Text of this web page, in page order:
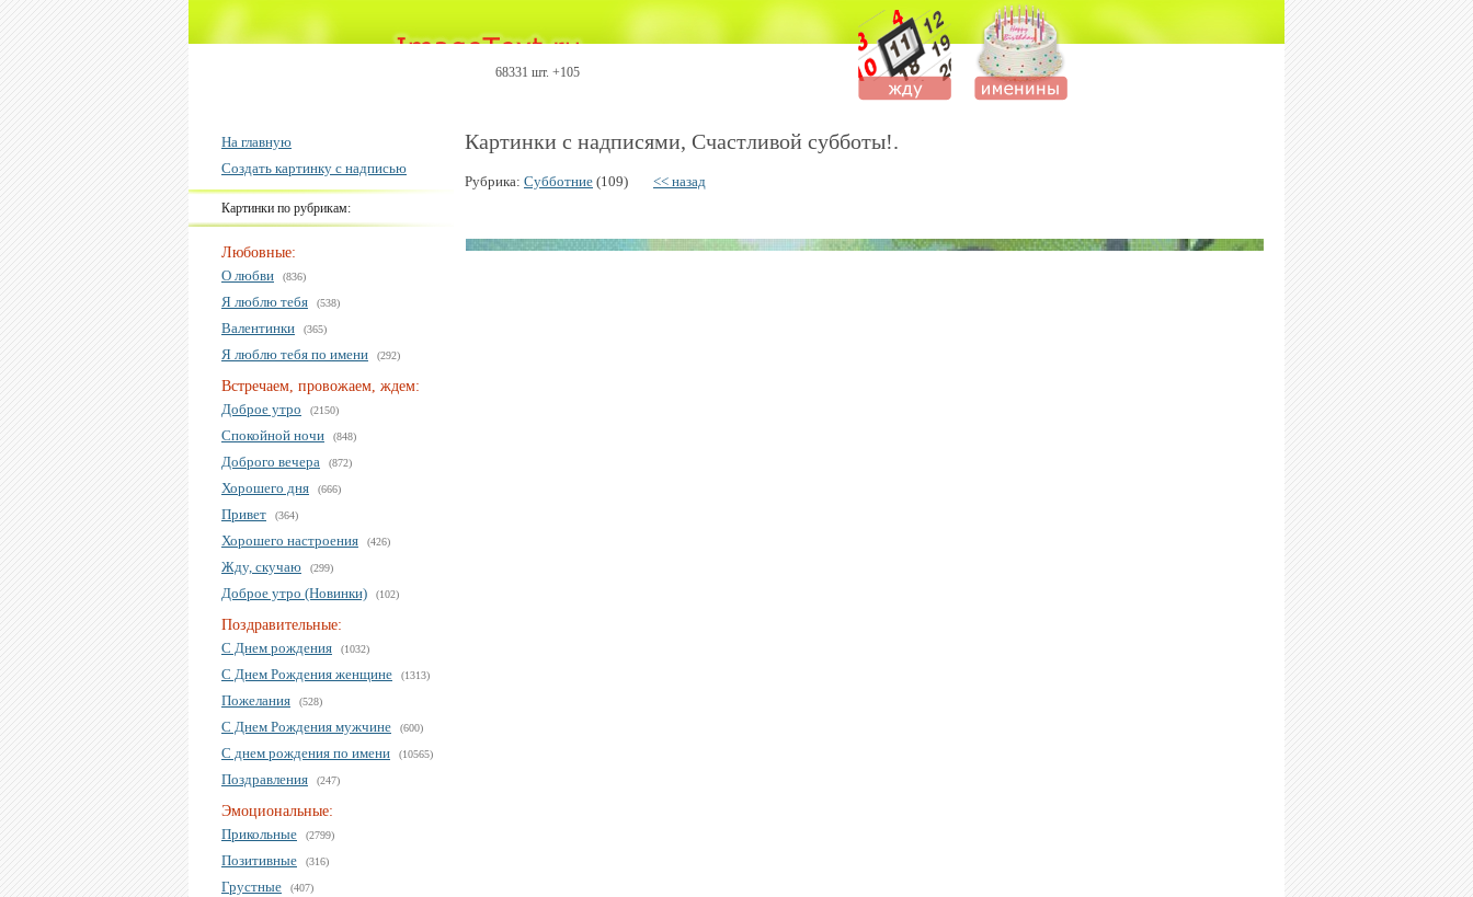
68331 шт. +105
На главную
Создать картинку с надписью
Картинки по рубрикам:
Любовные:
О любви
(836)
Я люблю тебя (538)
Валентинки (365)
Я люблю тебя по имени (292)
Встречаем, провожаем, ждем:
Доброе утро
(2150)
Спокойной ночи (848)
Доброго вечера (872)
Хорошего дня (666)
Привет (364)
Хорошего настроения (426)
Жду, скучаю (299)
Доброе утро (Новинки) (102)
Поздравительные:
С Днем рождения
(1032)
С Днем Рождения женщине (1313)
Пожелания (528)
С Днем Рождения мужчине (600)
С днем рождения по имени (10565)
Поздравления (247)
Эмоциональные:
Прикольные
(2799)
Позитивные (316)
Грустные (407)
Картинки с надписями, Счастливой субботы!.
Рубрика: Субботние (109) << назад